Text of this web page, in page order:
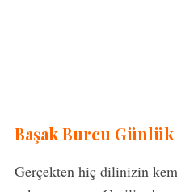
Başak Burcu
Gerçekten hiç dilinizin